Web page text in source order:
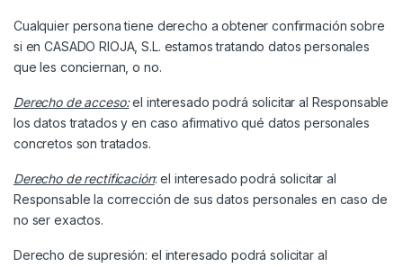
Cualquier persona tiene derecho a obtener confirmación sobre
si en CASADO RIOJA, S.L. estamos tratando datos personales
que les conciernan, o no.
Derecho de acceso:el interesado podrá solicitar al Responsable
los datos tratados y en caso afirmativo qué datos personales
concretos son tratados.
Derecho de rectificación: el interesado podrá solicitar al
Responsable la corrección de sus datos personales en caso de
no ser exactos.
Derecho de supresión: el interesado podrá solicitar al